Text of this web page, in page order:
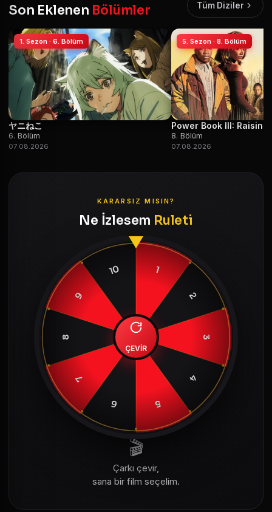
Son Eklenen Bölümler Tüm Diziler
1. Sezon · 6. Bölüm
ヤニねこ
6. Bölüm
07.08.2026
5. Sezon · 8. Bölüm
Power Book III: Raising
8. Bölüm
07.08.2026
KARARSIZ MISIN?
Ne İzlesem Ruleti
1
2
3
4
5
6
7
8
9
10
ÇEVİR
🎬
Çarkı çevir,
sana bir film seçelim.